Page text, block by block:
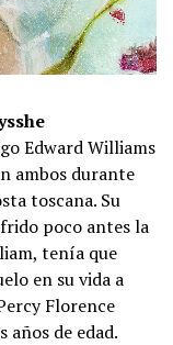
Edward Williams
ambos durante
toscana. Su
poco antes la
tenía que
en su vida a
Florence
años de edad.